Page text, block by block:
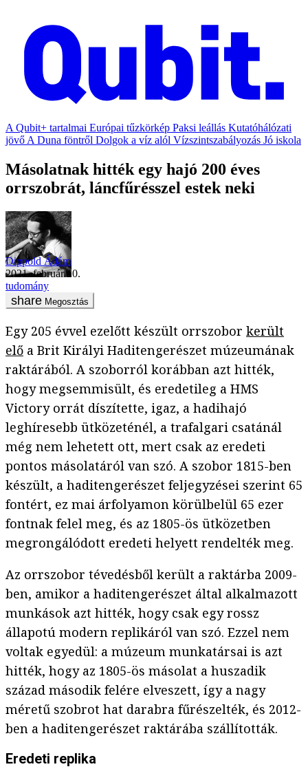
A Qubit+ tartalmai Európai tűzkörkép Paksi leállás Kutatóhálózati
jövő A Duna föntről Dolgok a víz alól Vízszintszabályozás Jó iskola
Másolatnak hitték egy hajó 200 éves
orrszobrát, láncfűrésszel estek neki
Dippold Ádám
2021. február 10.
tudomány
Megosztás
Egy 205 évvel ezelőtt készült orrszobor került
elő a Brit Királyi Haditengerészet múzeumának
raktárából. A szoborról korábban azt hitték,
hogy megsemmisült, és eredetileg a HMS
Victory orrát díszítette, igaz, a hadihajó
leghíresebb ütközeténél, a trafalgari csatánál
még nem lehetett ott, mert csak az eredeti
pontos másolatáról van szó. A szobor 1815-ben
készült, a haditengerészet feljegyzései szerint 65
fontért, ez mai árfolyamon körülbelül 65 ezer
fontnak felel meg, és az 1805-ös ütközetben
megrongálódott eredeti helyett rendelték meg.
Az orrszobor tévedésből került a raktárba 2009-
ben, amikor a haditengerészet által alkalmazott
munkások azt hitték, hogy csak egy rossz
állapotú modern replikáról van szó. Ezzel nem
voltak egyedül: a múzeum munkatársai is azt
hitték, hogy az 1805-ös másolat a huszadik
század második felére elveszett, így a nagy
méretű szobrot hat darabra fűrészelték, és 2012-
ben a haditengerészet raktárába szállították.
Eredeti replika